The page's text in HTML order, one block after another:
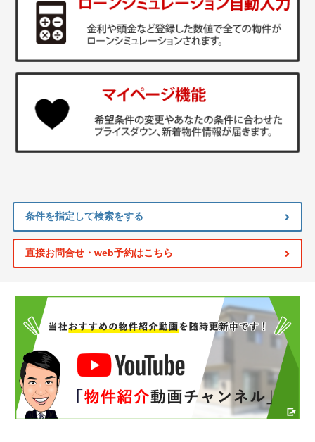
条件を指定して検索をする
直接お問合せ・web予約はこちら